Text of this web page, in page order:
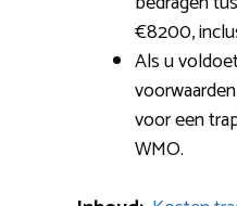
€8200,
Als u
voor een
WMO.